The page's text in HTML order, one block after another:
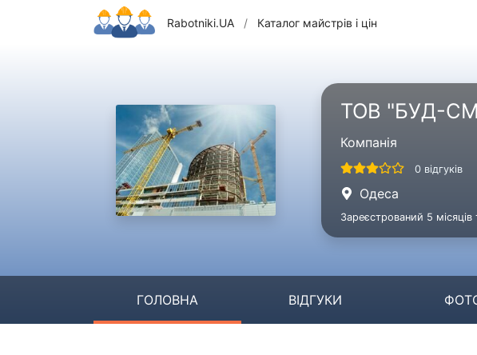
Rabotniki.UA / Каталог майстрів і цін
ТОВ "БУД-
Компанія
0 відгуків
Одеса
Зареєстрований 5
ГОЛОВНА ВІДГУКИ